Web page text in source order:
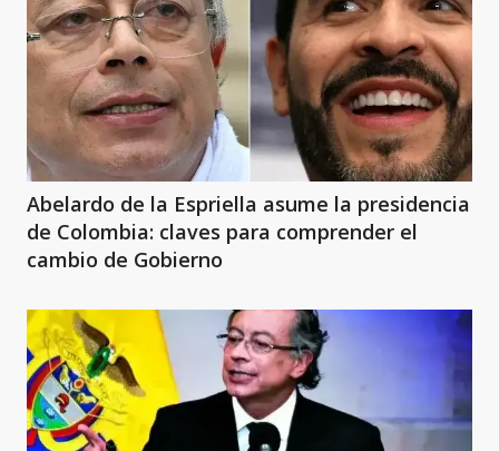
Abelardo de la Espriella asume la presidencia
de Colombia: claves para comprender el
cambio de Gobierno